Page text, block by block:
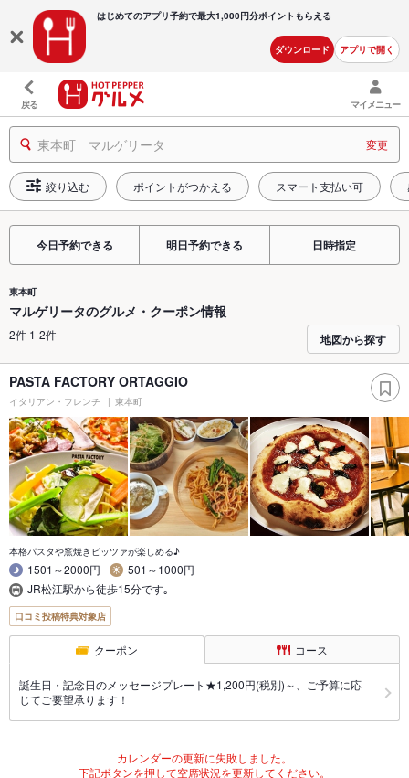
はじめてのアプリ予約で最大1,000円分ポイントもらえる
ダウンロード アプリで開く
戻る マイメニュー
東本町 マルゲリータ 変更
絞り込む ポイントがつかえる スマート支払い可
今日予約できる 明日予約できる 日時指定
東本町
マルゲリータのグルメ・クーポン情報
2件 1-2件 地図から探す
PASTA FACTORY ORTAGGIO
イタリアン・フレンチ 東本町
本格パスタや窯焼きピッツァが楽しめる♪
1501～2000円
501～1000円
JR松江駅から徒歩15分です｡
口コミ投稿特典対象店
クーポン コース
誕生日・記念日のメッセージプレート★1,200円(税別)～、ご予算に応
じてご要望承ります！
カレンダーの更新に失敗しました。
下記ボタンを押して空席状況を更新してください。